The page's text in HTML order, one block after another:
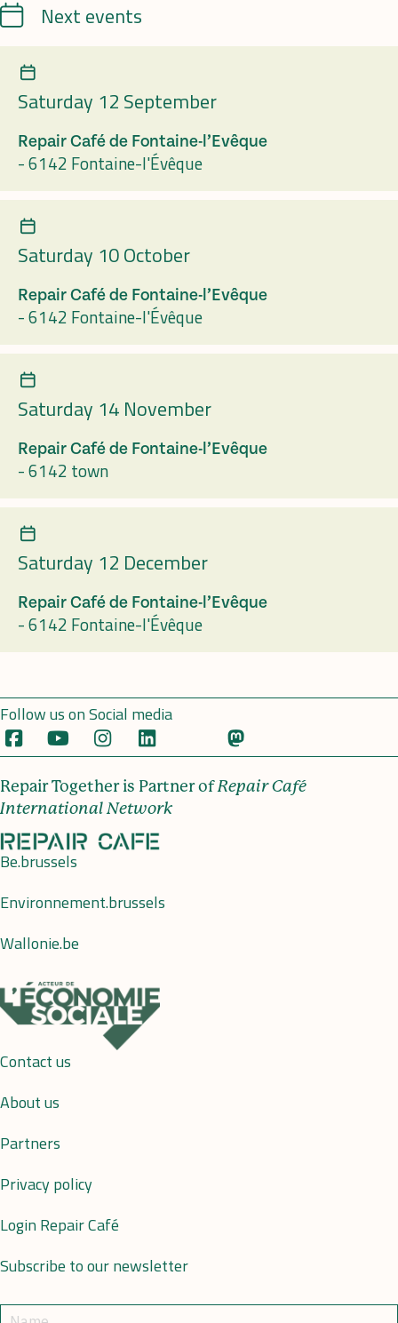
CalendrierNext events
Saturday 12 September
Repair Café de Fontaine-l’Evêque
-6142 Fontaine-l'Évêque
Saturday 10 October
Repair Café de Fontaine-l’Evêque
-6142 Fontaine-l'Évêque
Saturday 14 November
Repair Café de Fontaine-l’Evêque
-6142 town
Saturday 12 December
Repair Café de Fontaine-l’Evêque
-6142 Fontaine-l'Évêque
Follow us on Social media
Repair Together is Partner ofRepair Café
International Network
Be.brussels
Environnement.brussels
Wallonie.be
Contact us
About us
Partners
Privacy policy
Login Repair Café
Subscribe to our newsletter